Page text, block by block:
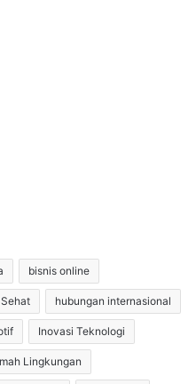
bisnis online
hubungan internasional
Inovasi Teknologi
Lingkungan